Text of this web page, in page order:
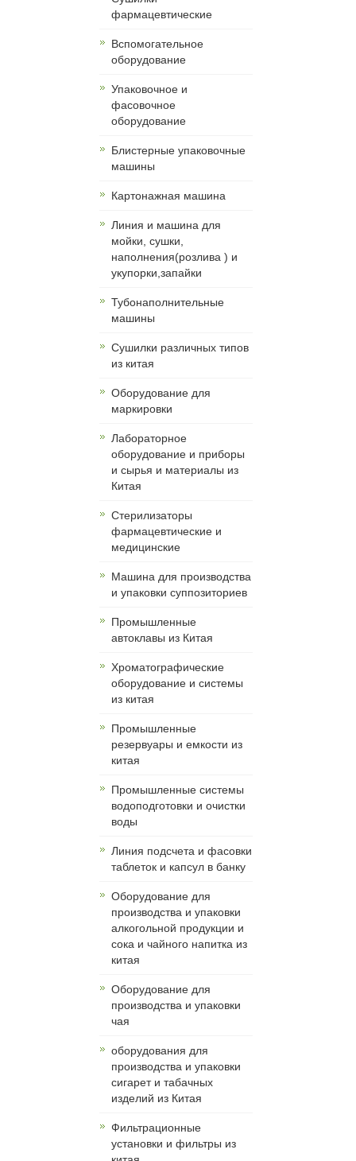
фармацевтические
Вспомогательное
оборудование
Упаковочное и
фасовочное
оборудование
Блистерные упаковочные
машины
Картонажная машина
Линия и машина для
мойки, сушки,
наполнения(розлива ) и
укупорки,запайки
Тубонаполнительные
машины
Сушилки различных типов
из китая
Оборудование для
маркировки
Лабораторное
оборудование и приборы
и сырья и материалы из
Китая
Cтерилизаторы
фармацевтические и
медицинские
Машина для производства
и упаковки суппозиториев
Промышленные
автоклавы из Китая
Хроматографические
оборудование и системы
из китая
Промышленные
резервуары и емкости из
китая
Промышленные системы
водоподготовки и очистки
воды
Линия подсчета и фасовки
таблеток и капсул в банку
Оборудование для
производства и упаковки
алкогольной продукции и
сока и чайного напитка из
китая
Оборудование для
производства и упаковки
чая
оборудования для
производства и упаковки
сигарет и табачных
изделий из Китая
Фильтрационные
установки и фильтры из